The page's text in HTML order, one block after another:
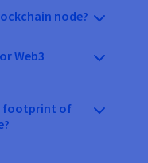
node?
Web3
footprint of